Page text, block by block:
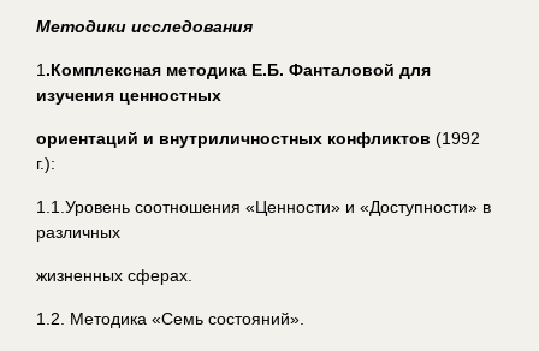
Методики исследования
1 .Комплексная методика Е.Б. Фанталовой для
изучения ценностных
ориентаций и внутриличностных конфликтов (1992
г.):
1.1.Уровень соотношения «Ценности» и «Доступности» в
различных
жизненных сферах.
1.2. Методика «Семь состояний».